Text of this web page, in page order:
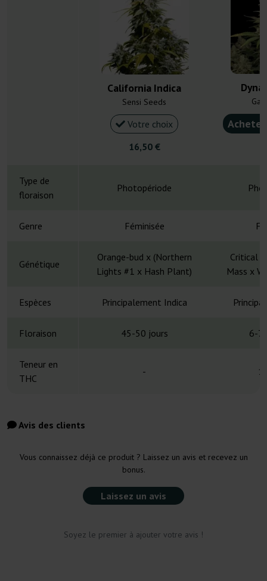
California Indica
Sensi Seeds
Votre choix
16,50 €
Type de
floraison
Photopériode
Genre Féminisée
Génétique
Orange-bud x (Northern
Lights #1 x Hash Plant)
Critical
Mass x
Espèces Principalement Indica
Floraison 45-50 jours 6-7
Teneur en
THC
-
Avis des clients
Vous connaissez déjà ce produit ? Laissez un avis et recevez un
bonus.
Laissez un avis
Soyez le premier à ajouter votre avis !